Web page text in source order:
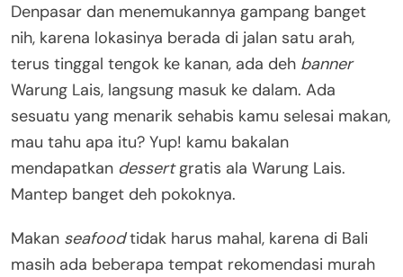
Denpasar dan menemukannya gampang banget
nih, karena lokasinya berada di jalan satu arah,
terus tinggal tengok ke kanan, ada deh banner
Warung Lais, langsung masuk ke dalam. Ada
sesuatu yang menarik sehabis kamu selesai makan,
mau tahu apa itu? Yup! kamu bakalan
mendapatkan dessertgratis ala Warung Lais.
Mantep banget deh pokoknya.
Makan seafoodtidak harus mahal, karena di Bali
masih ada beberapa tempat rekomendasi murah